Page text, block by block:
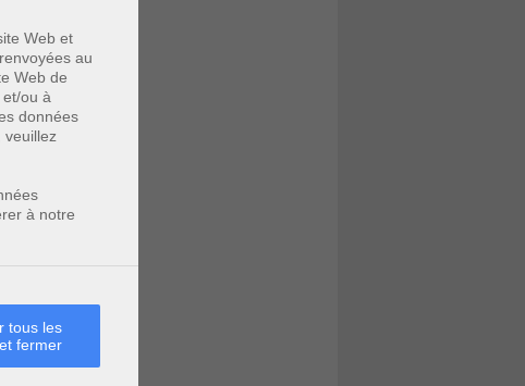
Web et
au
Web de
ou à
données
veuillez
à notre
tous les
fermer